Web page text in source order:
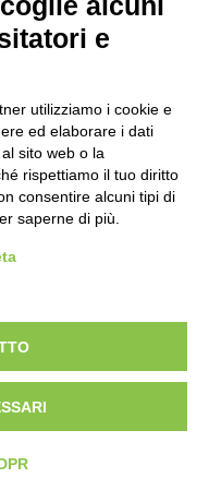
i diritti riservati | PI
snc
e
utilizziamo i cookie e
ed elaborare i dati
sito web o la
rispettiamo il tuo diritto
consentire alcuni tipi di
saperne di più.